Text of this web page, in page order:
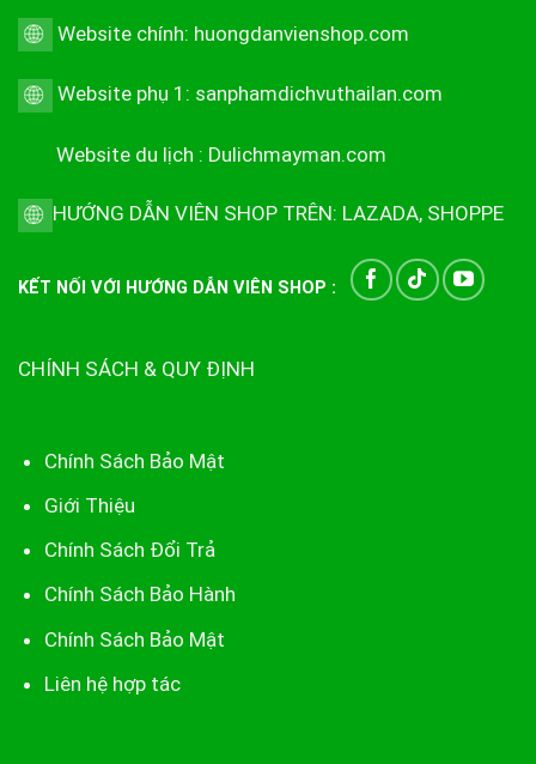
Website chính: huongdanvienshop.com
Website phụ 1: sanphamdichvuthailan.com
Website du lịch : Dulichmayman.com
HƯỚNG DẪN VIÊN SHOP TRÊN: LAZADA, SHOPPE
KẾT NỐI VỚI HƯỚNG DẪN VIÊN SHOP :
CHÍNH SÁCH & QUY ĐỊNH
Chính Sách Bảo Mật
Giới Thiệu
Chính Sách Đổi Trả
Chính Sách Bảo Hành
Chính Sách Bảo Mật
Liên hệ hợp tác